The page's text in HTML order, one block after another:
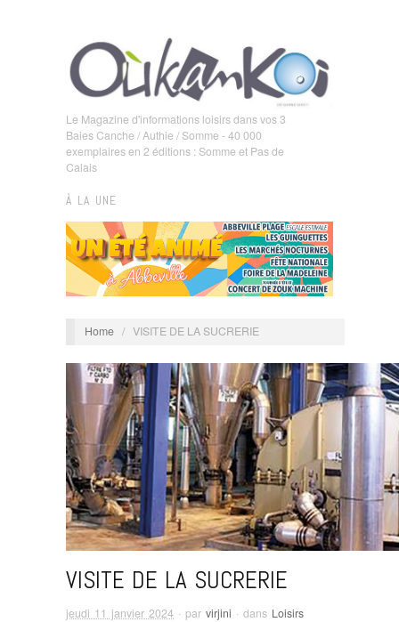
Le Magazine d'informations loisirs dans vos 3
Baies Canche / Authie / Somme - 40 000
exemplaires en 2 éditions : Somme et Pas de
Calais
À LA UNE
Home / VISITE DE LA SUCRERIE
VISITE DE LA SUCRERIE
jeudi 11 janvier 2024 · par virjini · dans Loisirs